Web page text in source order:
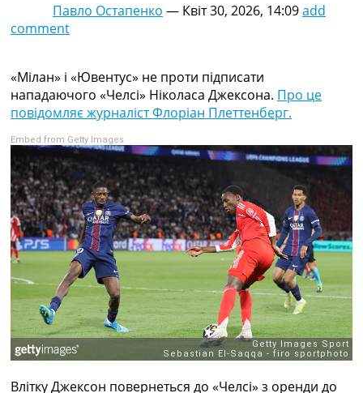
Конкурс прогнозів
Колективний прогноз
Турніри
Чемпіонат Світу
Україна. Прем’єр-Ліга
Україна. Перша Ліга
Ліга Чемпіонів
Англія. Прем’єр-Ліга
Іспанія. Ла Ліга
Ще Турніри >>>
Таблиці
Чемпіонат Світу. Турнирні таблиці
Таблиця УПЛ
Перша Ліга
Таблиця АПЛ
Таблиця Ла Ліги
Таблиця Ліги Чемпіонів
Рейтинги
Павло Остапенко — Квіт 30, 2026, 14:09add
comment
«Мілан» і «Ювентус» не проти підписати
нападаючого «Челсі» Ніколаса Джексона. Про це
повідомляє журналіст Флоріан Плеттенберг.
Embed from Getty Images
Влітку Джексон повернеться до «Челсі» з оренди до